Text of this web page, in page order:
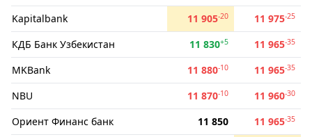
Kapitalbank 11 905-20 11 975-25
КДБ Банк Узбекистан 11 830+5 11 965-35
MKBank 11 880-10 11 965-35
NBU 11 870-10 11 960-30
Ориент Финанс банк 11 850 11 965-35